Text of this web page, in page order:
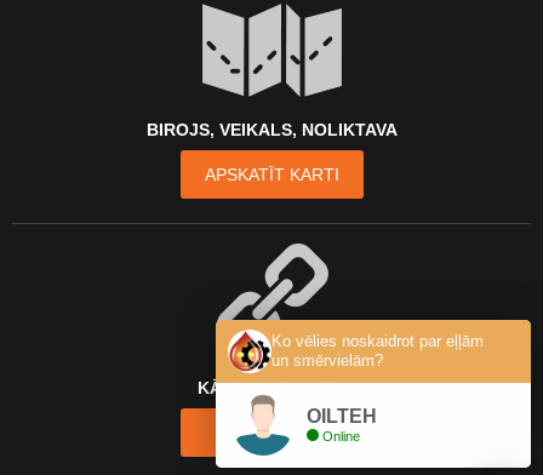
BIROJS, VEIKALS, NOLIKTAVA
APSKATĪT KARTI
KĀ MŪS ATRAST?
KONTAKTI
Ko vēlies noskaidrot par eļļām
un smērvielām?
OILTEH
Online